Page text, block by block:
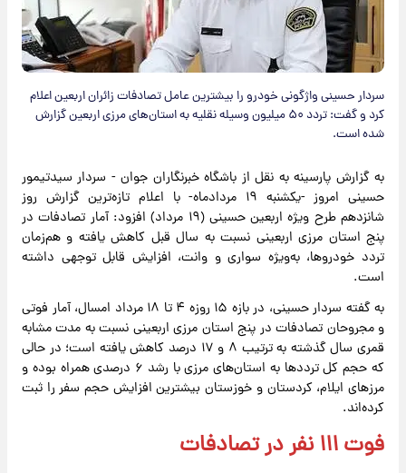
سردار حسینی واژگونی خودرو را بیشترین عامل تصادفات زائران اربعین اعلام
کرد و گفت: تردد ۵۰ میلیون وسیله نقلیه به استان‌های مرزی اربعین گزارش
شده است.
به گزارش پارسینه به نقل از باشگاه خبرنگاران جوان - سردار سیدتیمور
حسینی امروز -یکشنبه ۱۹ مردادماه- با اعلام تازه‌ترین گزارش روز
شانزدهم طرح ویژه اربعین حسینی (۱۹ مرداد) افزود: آمار تصادفات در
پنج استان مرزی اربعینی نسبت به سال قبل کاهش یافته و هم‌زمان
تردد خودروها، به‌ویژه سواری و وانت، افزایش قابل توجهی داشته
است.
به گفته سردار حسینی، در بازه ۱۵ روزه ۴ تا ۱۸ مرداد امسال، آمار فوتی
و مجروحان تصادفات در پنج استان مرزی اربعینی نسبت به مدت مشابه
قمری سال گذشته به ترتیب ۸ و ۱۷ درصد کاهش یافته است؛ در حالی
که حجم کل تردد‌ها به استان‌های مرزی با رشد ۶ درصدی همراه بوده و
مرز‌های ایلام، کردستان و خوزستان بیشترین افزایش حجم سفر را ثبت
کرده‌اند.
فوت ۱۱۱ نفر در تصادفات